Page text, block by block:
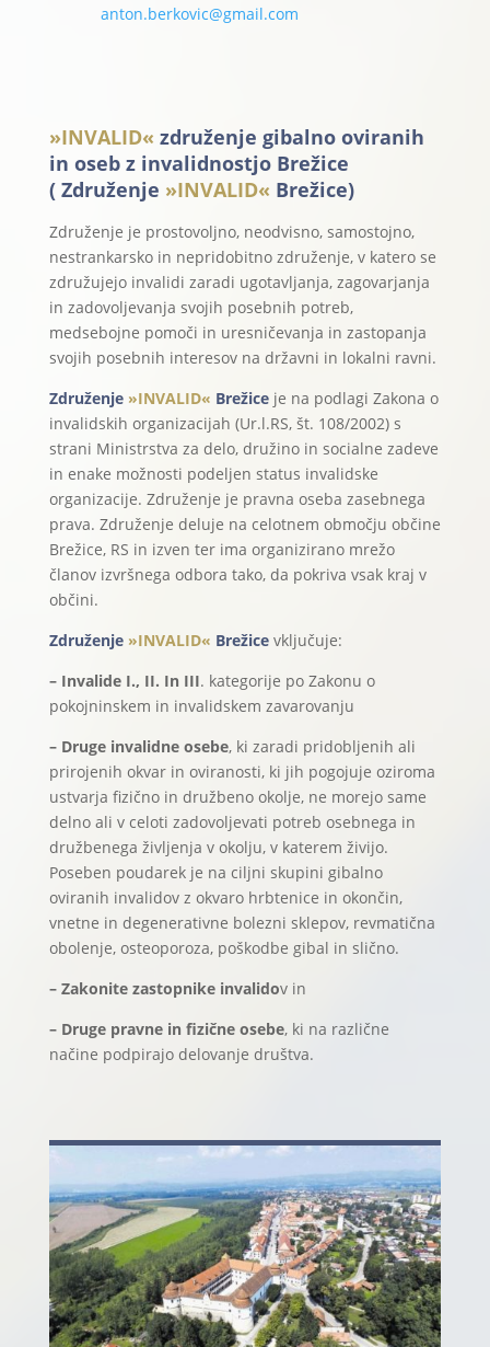
anton.berkovic@gmail.com
»INVALID« združenje gibalno oviranih
in oseb z invalidnostjo Brežice
( Združenje »INVALID« Brežice)
Združenje je prostovoljno, neodvisno, samostojno,
nestrankarsko in nepridobitno združenje, v katero se
združujejo invalidi zaradi ugotavljanja, zagovarjanja
in zadovoljevanja svojih posebnih potreb,
medsebojne pomoči in uresničevanja in zastopanja
svojih posebnih interesov na državni in lokalni ravni.
Združenje »INVALID« Brežiceje na podlagi Zakona o
invalidskih organizacijah (Ur.l.RS, št. 108/2002) s
strani Ministrstva za delo, družino in socialne zadeve
in enake možnosti podeljen status invalidske
organizacije. Združenje je pravna oseba zasebnega
prava. Združenje deluje na celotnem območju občine
Brežice, RS in izven ter ima organizirano mrežo
članov izvršnega odbora tako, da pokriva vsak kraj v
občini.
Združenje »INVALID« Brežicevključuje:
– Invalide I., II. In III. kategorije po Zakonu o
pokojninskem in invalidskem zavarovanju
– Druge invalidne osebe, ki zaradi pridobljenih ali
prirojenih okvar in oviranosti, ki jih pogojuje oziroma
ustvarja fizično in družbeno okolje, ne morejo same
delno ali v celoti zadovoljevati potreb osebnega in
družbenega življenja v okolju, v katerem živijo.
Poseben poudarek je na ciljni skupini gibalno
oviranih invalidov z okvaro hrbtenice in okončin,
vnetne in degenerativne bolezni sklepov, revmatična
obolenje, osteoporoza, poškodbe gibal in slično.
– Zakonite zastopnike invalidov in
– Druge pravne in fizične osebe, ki na različne
načine podpirajo delovanje društva.